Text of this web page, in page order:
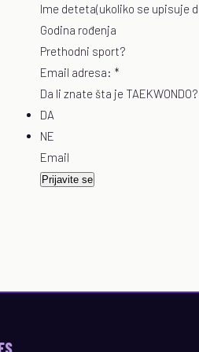
Ime deteta(ukoliko se upisuje
Godina rođenja
Prethodni sport?
Email adresa: *
Da li znate šta je TAEKWONDO?
DA
NE
Email
Prijavite se